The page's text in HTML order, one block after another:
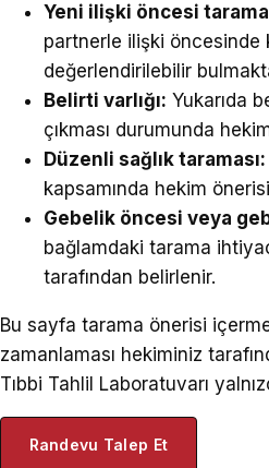
Yeni ilişki öncesi
partnerle ilişki öncesinde
değerlendirilebilir
Belirti varlığı: Yukarıda
çıkması durumunda
Düzenli sağlık taraması:
kapsamında hekim
Gebelik öncesi veya
bağlamdaki tarama
tarafından belirlenir.
Bu sayfa tarama önerisi
zamanlaması hekiminiz
Tıbbi Tahlil Laboratuvarı
Randevu Talep Et